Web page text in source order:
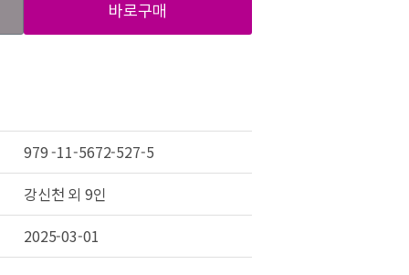
바로구매
979 -11-5672-527-5
강신천 외 9인
2025-03-01